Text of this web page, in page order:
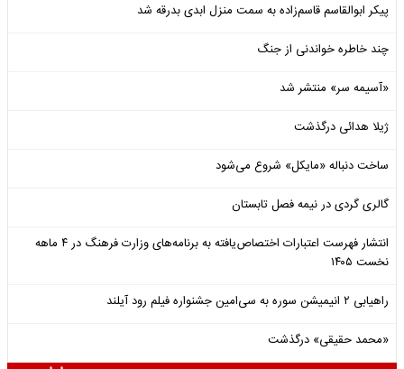
پیکر ابوالقاسم قاسم‌زاده به سمت منزل ابدی بدرقه شد
چند خاطره خواندنی از جنگ
«آسیمه سر» منتشر شد
ژیلا هدائی درگذشت
ساخت دنباله «مایکل» شروع می‌شود
گالری گردی در نیمه فصل تابستان
انتشار فهرست اعتبارات اختصاص‌یافته به برنامه‌های وزارت فرهنگ در ۴ ماهه
نخست ۱۴۰۵
راهیابی ۲ انیمیشن سوره به سی‌امین جشنواره فیلم رود آیلند
«محمد حقیقی» درگذشت